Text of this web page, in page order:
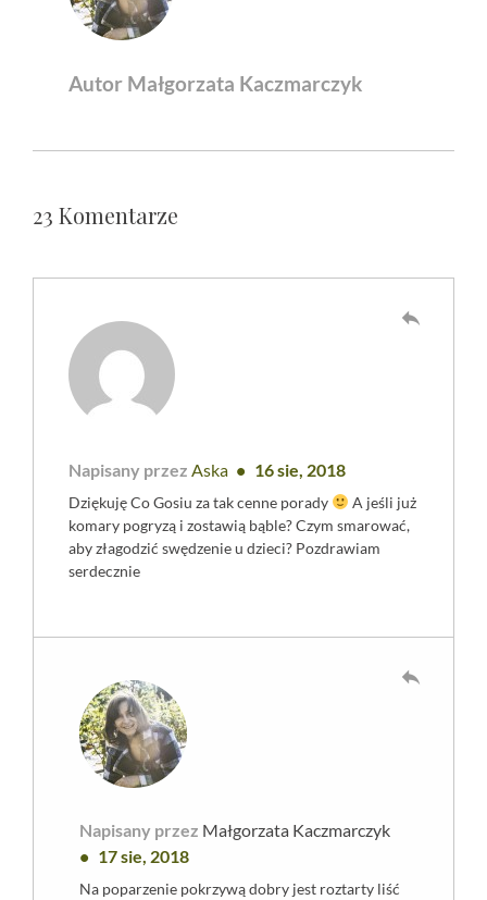
Autor Małgorzata Kaczmarczyk
23 Komentarze
Napisany przez Aska 16 sie, 2018
Dziękuję Co Gosiu za tak cenne porady
A jeśli już
komary pogryzą i zostawią bąble? Czym smarować,
aby złagodzić swędzenie u dzieci? Pozdrawiam
serdecznie
reply
Napisany przez Małgorzata Kaczmarczyk
17 sie, 2018
Na poparzenie pokrzywą dobry jest roztarty liść
reply